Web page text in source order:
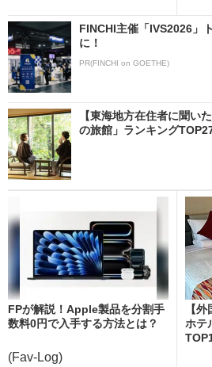
FINCHI主催「IVS2026」
に！
PR(FINCHI on GOETHE)
【東海地方在住者に聞い
の旅館」ランキング
FPが解説！Apple製品を分割手
数料0円で入手する方法とは？
(Fav-Log)
【
ホテ